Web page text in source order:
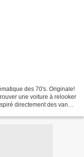
des 70's. Originale!
une voiture à relooker
directement des vans